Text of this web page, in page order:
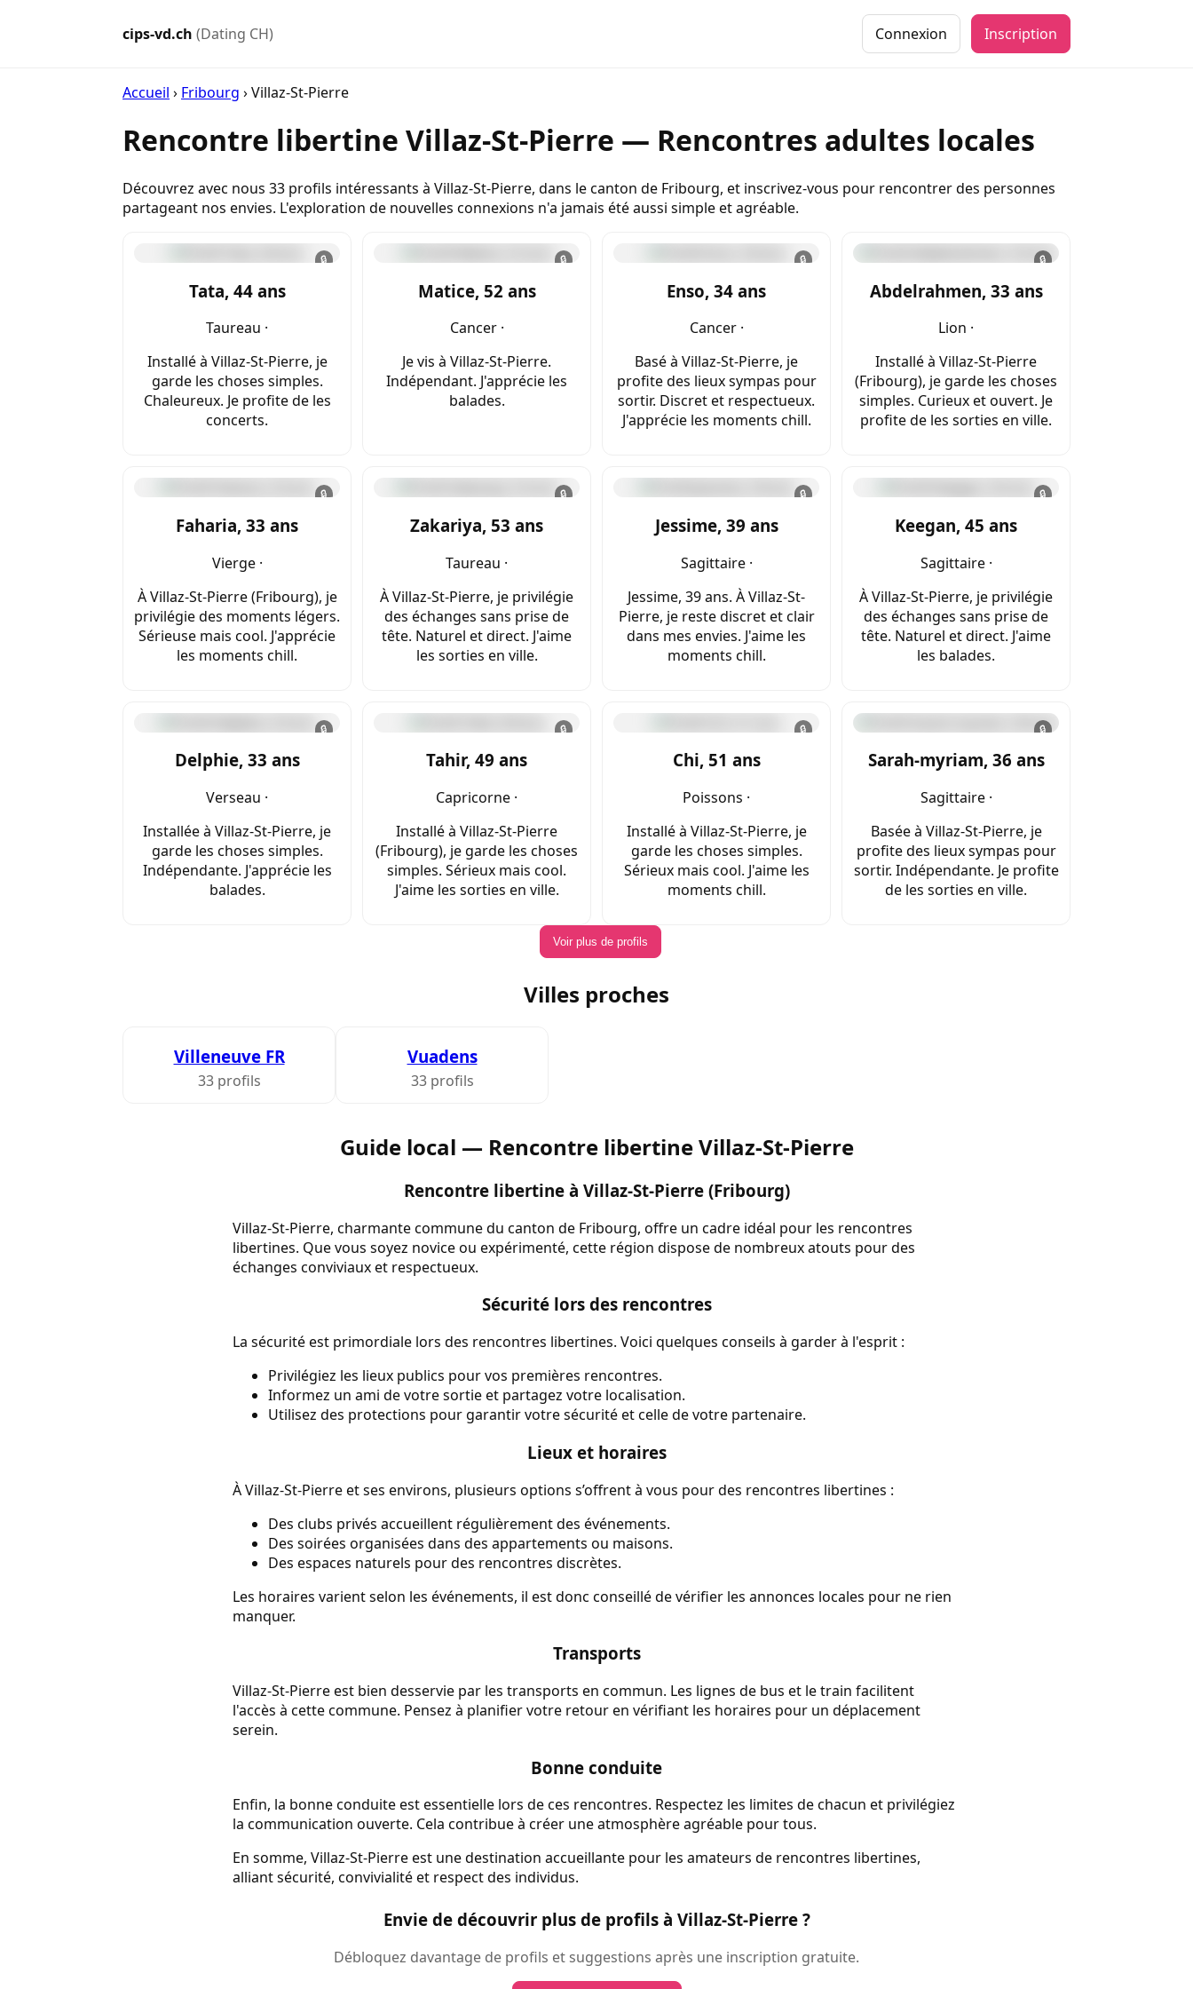
cips-vd.ch (Dating CH) Connexion Inscription
Accueil › Fribourg ›Villaz-St-Pierre
Rencontre libertine Villaz-St-Pierre — Rencontres adultes locales
Découvrez avec nous 33 profils intéressants à Villaz-St-Pierre, dans le canton de Fribourg, et inscrivez-vous pour rencontrer des personnes
partageant nos envies. L'exploration de nouvelles connexions n'a jamais été aussi simple et agréable.
🔒
Tata, 44 ans
Taureau ·
Installé à Villaz-St-Pierre, je
garde les choses simples.
Chaleureux. Je profite de les
concerts.
🔒
Matice, 52 ans
Cancer ·
Je vis à Villaz-St-Pierre.
Indépendant. J'apprécie les
balades.
🔒
Enso, 34 ans
Cancer ·
Basé à Villaz-St-Pierre, je
profite des lieux sympas pour
sortir. Discret et respectueux.
J'apprécie les moments chill.
🔒
Abdelrahmen, 33 ans
Lion ·
Installé à Villaz-St-Pierre
(Fribourg), je garde les choses
simples. Curieux et ouvert. Je
profite de les sorties en ville.
🔒
Faharia, 33 ans
Vierge ·
À Villaz-St-Pierre (Fribourg), je
privilégie des moments légers.
Sérieuse mais cool. J'apprécie
les moments chill.
🔒
Zakariya, 53 ans
Taureau ·
À Villaz-St-Pierre, je privilégie
des échanges sans prise de
tête. Naturel et direct. J'aime
les sorties en ville.
🔒
Jessime, 39 ans
Sagittaire ·
Jessime, 39 ans. À Villaz-St-
Pierre, je reste discret et clair
dans mes envies. J'aime les
moments chill.
🔒
Keegan, 45 ans
Sagittaire ·
À Villaz-St-Pierre, je privilégie
des échanges sans prise de
tête. Naturel et direct. J'aime
les balades.
🔒
Delphie, 33 ans
Verseau ·
Installée à Villaz-St-Pierre, je
garde les choses simples.
Indépendante. J'apprécie les
balades.
🔒
Tahir, 49 ans
Capricorne ·
Installé à Villaz-St-Pierre
(Fribourg), je garde les choses
simples. Sérieux mais cool.
J'aime les sorties en ville.
🔒
Chi, 51 ans
Poissons ·
Installé à Villaz-St-Pierre, je
garde les choses simples.
Sérieux mais cool. J'aime les
moments chill.
🔒
Sarah-myriam, 36 ans
Sagittaire ·
Basée à Villaz-St-Pierre, je
profite des lieux sympas pour
sortir. Indépendante. Je profite
de les sorties en ville.
Voir plus de profils
Villes proches
Villeneuve FR
33 profils
Vuadens
33 profils
Guide local — Rencontre libertine Villaz-St-Pierre
Rencontre libertine à Villaz-St-Pierre (Fribourg)
Villaz-St-Pierre, charmante commune du canton de Fribourg, offre un cadre idéal pour les rencontres
libertines. Que vous soyez novice ou expérimenté, cette région dispose de nombreux atouts pour des
échanges conviviaux et respectueux.
Sécurité lors des rencontres
La sécurité est primordiale lors des rencontres libertines. Voici quelques conseils à garder à l'esprit :
Privilégiez les lieux publics pour vos premières rencontres.
Informez un ami de votre sortie et partagez votre localisation.
Utilisez des protections pour garantir votre sécurité et celle de votre partenaire.
Lieux et horaires
À Villaz-St-Pierre et ses environs, plusieurs options s’offrent à vous pour des rencontres libertines :
Des clubs privés accueillent régulièrement des événements.
Des soirées organisées dans des appartements ou maisons.
Des espaces naturels pour des rencontres discrètes.
Les horaires varient selon les événements, il est donc conseillé de vérifier les annonces locales pour ne rien
manquer.
Transports
Villaz-St-Pierre est bien desservie par les transports en commun. Les lignes de bus et le train facilitent
l'accès à cette commune. Pensez à planifier votre retour en vérifiant les horaires pour un déplacement
serein.
Bonne conduite
Enfin, la bonne conduite est essentielle lors de ces rencontres. Respectez les limites de chacun et privilégiez
la communication ouverte. Cela contribue à créer une atmosphère agréable pour tous.
En somme, Villaz-St-Pierre est une destination accueillante pour les amateurs de rencontres libertines,
alliant sécurité, convivialité et respect des individus.
Envie de découvrir plus de profils à Villaz-St-Pierre ?
Débloquez davantage de profils et suggestions après une inscription gratuite.